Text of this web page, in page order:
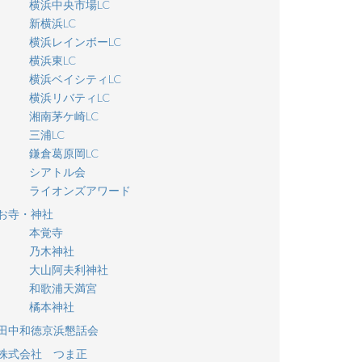
横浜中央市場LC
新横浜LC
横浜レインボーLC
横浜東LC
横浜ベイシティLC
横浜リバティLC
湘南茅ケ崎LC
三浦LC
鎌倉葛原岡LC
シアトル会
ライオンズアワード
寺・神社
本覚寺
乃木神社
大山阿夫利神社
和歌浦天満宮
橘本神社
中和徳京浜懇話会
式会社 つま正